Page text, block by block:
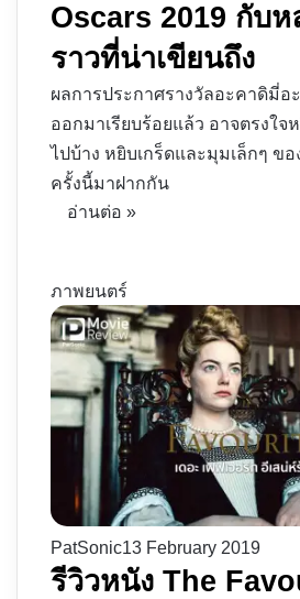
Oscars 2019 กับห
ราวที่น่าเขียนถึง
ผลการประกาศรางวัลอะคาดิมี่อ
ออกมาเรียบร้อยแล้ว อาจตรงใจ
ไปบ้าง หยิบเกร็ดและมุมเล็กๆ ขอ
ครั้งนี้มาฝากกัน
อ่านต่อ »
ภาพยนตร์
PatSonic13 February 2019
รีวิวหนัง The